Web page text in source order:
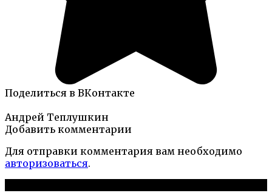
Поделиться в ВКонтакте
Андрей Теплушкин
Добавить комментарии
Для отправки комментария вам необходимо
авторизоваться.